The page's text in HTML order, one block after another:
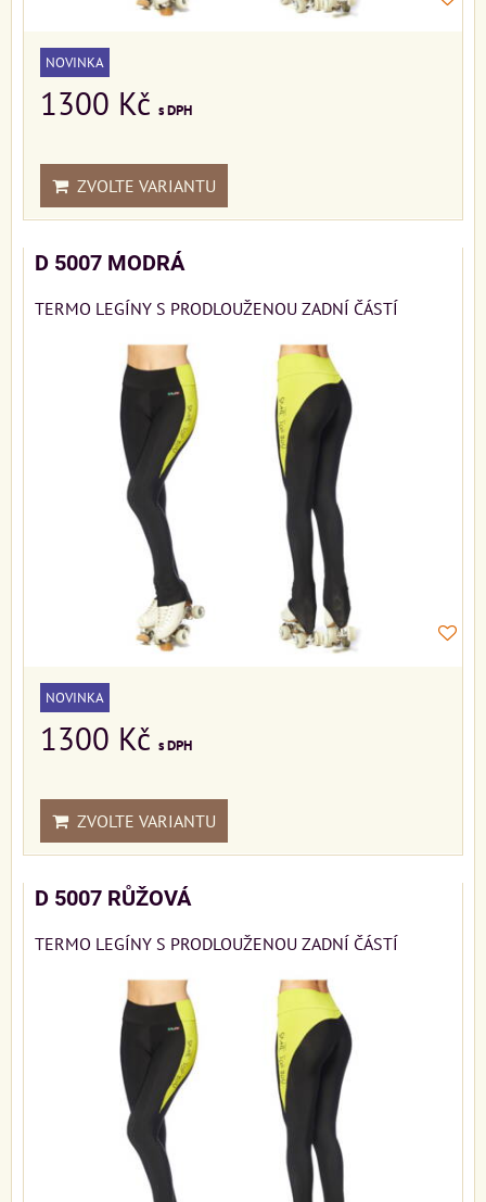
NOVINKA
1300 Kč s DPH
ZVOLTE VARIANTU
D 5007 MODRÁ
TERMO LEGÍNY S PRODLOUŽENOU ZADNÍ ČÁSTÍ
NOVINKA
1300 Kč s DPH
ZVOLTE VARIANTU
D 5007 RŮŽOVÁ
TERMO LEGÍNY S PRODLOUŽENOU ZADNÍ ČÁSTÍ